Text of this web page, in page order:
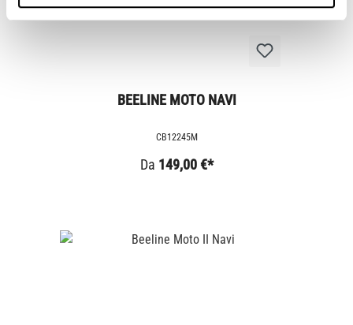
BEELINE MOTO NAVI
CB12245M
Da 149,00 €*